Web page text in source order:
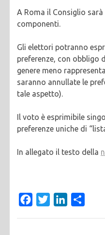
A Roma il Consiglio
componenti.
Gli elettori potranno
preferenze, con obbligo
genere meno
saranno annullate le
tale aspetto).
Il voto è esprimibile
preferenze uniche di
In allegato il testo della
FacebookTwitterLinkedIn